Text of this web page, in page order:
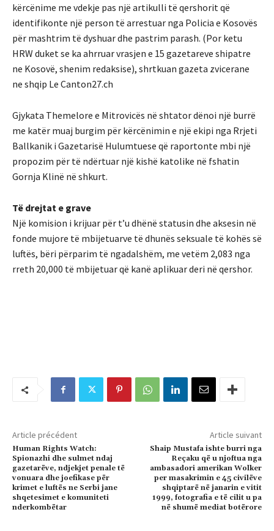
kërcënime me vdekje pas një artikulli të qershorit që
identifikonte një person të arrestuar nga Policia e Kosovës
për mashtrim të dyshuar dhe pastrim parash. (Por ketu
HRW duket se ka ahrruar vrasjen e 15 gazetareve shipatre
ne Kosovë, shenim redaksise), shrtkuan gazeta zvicerane
ne shqip Le Canton27.ch
Gjykata Themelore e Mitrovicës në shtator dënoi një burrë
me katër muaj burgim për kërcënimin e një ekipi nga Rrjeti
Ballkanik i Gazetarisë Hulumtuese që raportonte mbi një
propozim për të ndërtuar një kishë katolike në fshatin
Gornja Klinë në shkurt.
Të drejtat e grave
Një komision i krijuar për t’u dhënë statusin dhe aksesin në
fonde mujore të mbijetuarve të dhunës seksuale të kohës së
luftës, bëri përparim të ngadalshëm, me vetëm 2,083 nga
rreth 20,000 të mbijetuar që kanë aplikuar deri në qershor.
Article précédent
Human Rights Watch:
Spionazhi dhe sulmet ndaj
gazetarëve, ndjekjet penale të
vonuara dhe joefikase për
krimet e luftës ne Serbi jane
shqetesimet e komuniteti
nderkombëtar
Article suivant
Shaip Mustafa ishte burri nga
Reçaku që u njoftua nga
ambasadori amerikan Wolker
per masakrimin e 45 civilëve
shqiptarë në janarin e vitit
1999, fotografia e të cilit u pa
në shumë mediat botërore